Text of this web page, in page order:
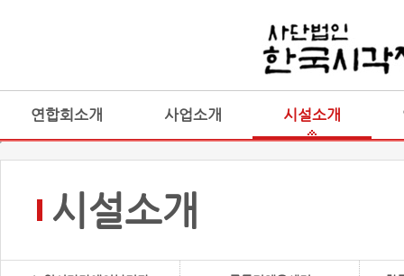
연합회소개 사업소개 시설소개
시설소개